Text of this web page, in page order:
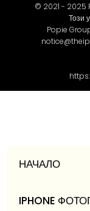
© 2021 - 2025
Този
Popie
НАЧАЛО
IPHONE